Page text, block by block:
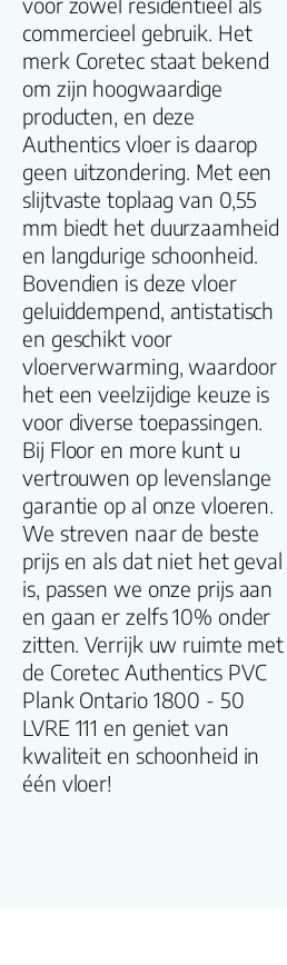
voor zowel residentieel als
commercieel gebruik. Het
merk Coretec staat bekend
om zijn hoogwaardige
producten, en deze
Authentics vloer is daarop
geen uitzondering. Met een
slijtvaste toplaag van 0,55
mm biedt het duurzaamheid
en langdurige schoonheid.
Bovendien is deze vloer
geluiddempend, antistatisch
en geschikt voor
vloerverwarming, waardoor
het een veelzijdige keuze is
voor diverse toepassingen.
Bij Floor en more kunt u
vertrouwen op levenslange
garantie op al onze vloeren.
We streven naar de beste
prijs en als dat niet het geval
is, passen we onze prijs aan
en gaan er zelfs 10% onder
zitten. Verrijk uw ruimte met
de Coretec Authentics PVC
Plank Ontario 1800 - 50
LVRE 111 en geniet van
kwaliteit en schoonheid in
één vloer!